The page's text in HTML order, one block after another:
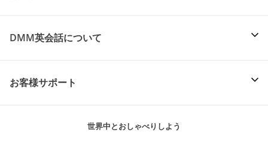
DMM英会話について
お客様サポート
世界中とおしゃべりしよう